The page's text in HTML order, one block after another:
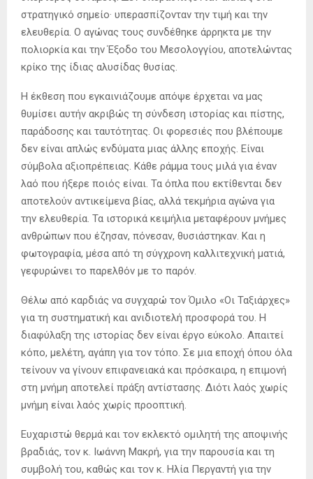
στρατηγικό σημείο· υπερασπίζονταν την τιμή και την
ελευθερία. Ο αγώνας τους συνδέθηκε άρρηκτα με την
πολιορκία και την Έξοδο του Μεσολογγίου, αποτελώντας
κρίκο της ίδιας αλυσίδας θυσίας.
Η έκθεση που εγκαινιάζουμε απόψε έρχεται να μας
θυμίσει αυτήν ακριβώς τη σύνδεση ιστορίας και πίστης,
παράδοσης και ταυτότητας. Οι φορεσιές που βλέπουμε
δεν είναι απλώς ενδύματα μιας άλλης εποχής. Είναι
σύμβολα αξιοπρέπειας. Κάθε ράμμα τους μιλά για έναν
λαό που ήξερε ποιός είναι. Τα όπλα που εκτίθενται δεν
αποτελούν αντικείμενα βίας, αλλά τεκμήρια αγώνα για
την ελευθερία. Τα ιστορικά κειμήλια μεταφέρουν μνήμες
ανθρώπων που έζησαν, πόνεσαν, θυσιάστηκαν. Και η
φωτογραφία, μέσα από τη σύγχρονη καλλιτεχνική ματιά,
γεφυρώνει το παρελθόν με το παρόν.
Θέλω από καρδιάς να συγχαρώ τον Όμιλο «Οι Ταξιάρχες»
για τη συστηματική και ανιδιοτελή προσφορά του. Η
διαφύλαξη της ιστορίας δεν είναι έργο εύκολο. Απαιτεί
κόπο, μελέτη, αγάπη για τον τόπο. Σε μια εποχή όπου όλα
τείνουν να γίνουν επιφανειακά και πρόσκαιρα, η επιμονή
στη μνήμη αποτελεί πράξη αντίστασης. Διότι λαός χωρίς
μνήμη είναι λαός χωρίς προοπτική.
Ευχαριστώ θερμά και τον εκλεκτό ομιλητή της αποψινής
βραδιάς, τον κ. Ιωάννη Μακρή, για την παρουσία και τη
συμβολή του, καθώς και τον κ. Ηλία Περγαντή για την